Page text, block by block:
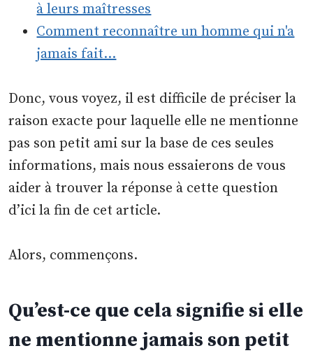
à leurs maîtresses
Comment reconnaître un homme qui n'a
jamais fait…
Donc, vous voyez, il est difficile de préciser la
raison exacte pour laquelle elle ne mentionne
pas son petit ami sur la base de ces seules
informations, mais nous essaierons de vous
aider à trouver la réponse à cette question
d’ici la fin de cet article.
Alors, commençons.
Qu’est-ce que cela signifie si elle
ne mentionne jamais son petit